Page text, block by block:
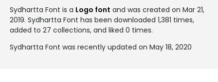
Sydhartta Font is a Logo font and was created on Mar 21,
2019. Sydhartta Font has been downloaded 1,381 times,
added to 27 collections, and liked 0 times.
Sydhartta Font was recently updated on May 18, 2020